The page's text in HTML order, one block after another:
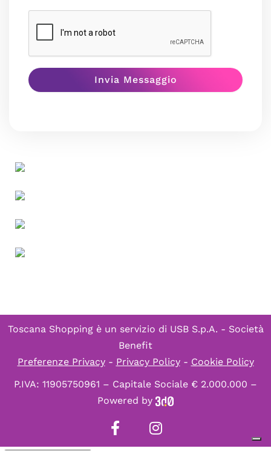
Toscana Shopping è un servizio di USB S.p.A. - Società
Benefit
Preferenze Privacy- Privacy Policy- Cookie Policy
P.IVA: 11905750961 – Capitale Sociale € 2.000.000 –
Powered by